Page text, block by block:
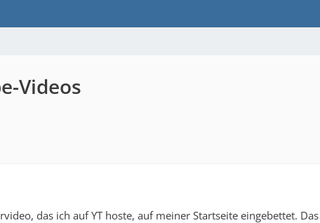
Videos
das ich auf YT hoste, auf meiner Startseite eingebettet.